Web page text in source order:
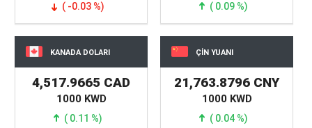
( -0.03 %) ( 0.09 %)
KANADA DOLARI
4,517.9665 CAD
1000 KWD
( 0.11 %)
ÇİN YUANI
21,763.8796 CNY
1000 KWD
( 0.04 %)